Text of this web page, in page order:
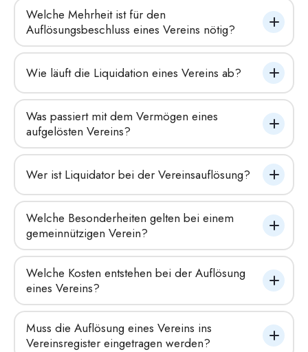
Welche Mehrheit ist für den
Auflösungsbeschluss eines Vereins nötig?
Wie läuft die Liquidation eines Vereins ab?
Was passiert mit dem Vermögen eines
aufgelösten Vereins?
Wer ist Liquidator bei der Vereinsauflösung?
Welche Besonderheiten gelten bei einem
gemeinnützigen Verein?
Welche Kosten entstehen bei der Auflösung
eines Vereins?
Muss die Auflösung eines Vereins ins
Vereinsregister eingetragen werden?